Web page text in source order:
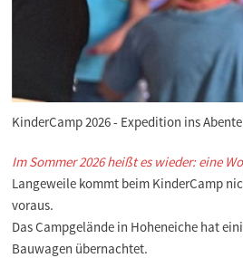
KinderCamp 2026 - Expedition ins
Im Sommer 2026 heißt es wieder: eine
Langeweile kommt beim KinderCamp
voraus.
Das Campgelände in Hoheneiche hat
Bauwagen übernachtet.